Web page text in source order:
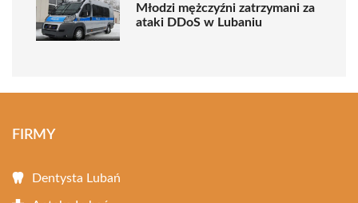
Młodzi mężczyźni zatrzymani za
ataki DDoS w Lubaniu
FIRMY
Dentysta Lubań